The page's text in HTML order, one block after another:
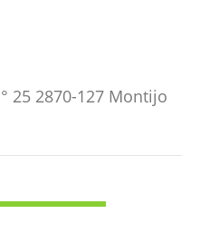
25 2870-127 Montijo